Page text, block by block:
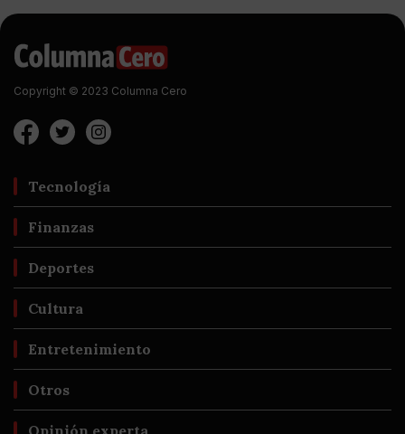
Copyright © 2023 Columna Cero
Tecnología
Finanzas
Deportes
Cultura
Entretenimiento
Otros
Opinión experta